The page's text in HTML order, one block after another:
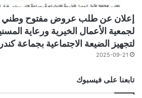
لجمعية الأعمال الخيرية ورعاية
لتجهيز الضيعة الاجتماعية بجماعة
2025-09-21
تابعنا على فيسبوك